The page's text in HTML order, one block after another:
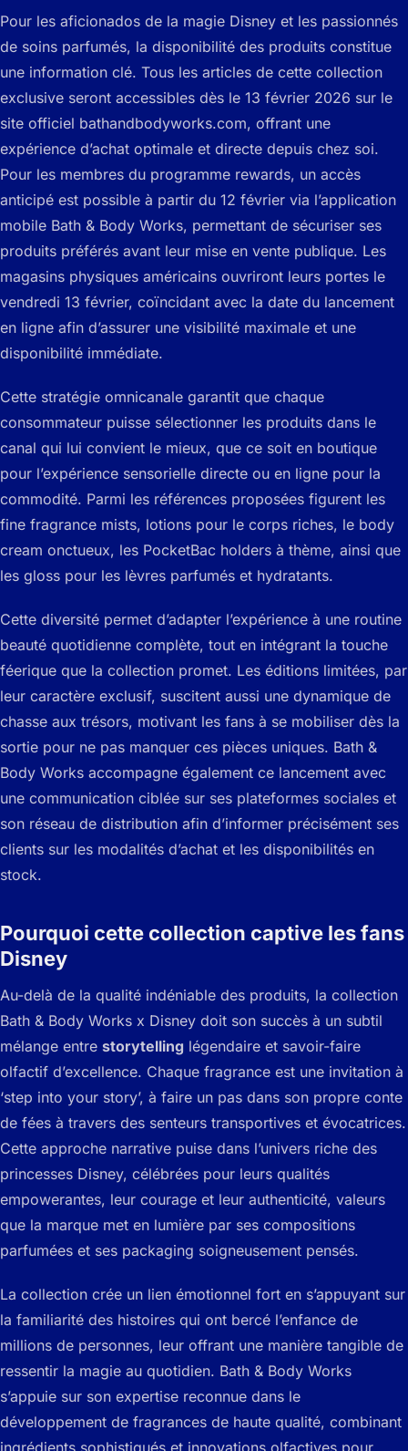
Pour les aficionados de la magie Disney et les passionnés
de soins parfumés, la disponibilité des produits constitue
une information clé. Tous les articles de cette collection
exclusive seront accessibles dès le 13 février 2026 sur le
site officiel bathandbodyworks.com, offrant une
expérience d’achat optimale et directe depuis chez soi.
Pour les membres du programme rewards, un accès
anticipé est possible à partir du 12 février via l’application
mobile Bath & Body Works, permettant de sécuriser ses
produits préférés avant leur mise en vente publique. Les
magasins physiques américains ouvriront leurs portes le
vendredi 13 février, coïncidant avec la date du lancement
en ligne afin d’assurer une visibilité maximale et une
disponibilité immédiate.
Cette stratégie omnicanale garantit que chaque
consommateur puisse sélectionner les produits dans le
canal qui lui convient le mieux, que ce soit en boutique
pour l’expérience sensorielle directe ou en ligne pour la
commodité. Parmi les références proposées figurent les
fine fragrance mists, lotions pour le corps riches, le body
cream onctueux, les PocketBac holders à thème, ainsi que
les gloss pour les lèvres parfumés et hydratants.
Cette diversité permet d’adapter l’expérience à une routine
beauté quotidienne complète, tout en intégrant la touche
féerique que la collection promet. Les éditions limitées, par
leur caractère exclusif, suscitent aussi une dynamique de
chasse aux trésors, motivant les fans à se mobiliser dès la
sortie pour ne pas manquer ces pièces uniques. Bath &
Body Works accompagne également ce lancement avec
une communication ciblée sur ses plateformes sociales et
son réseau de distribution afin d’informer précisément ses
clients sur les modalités d’achat et les disponibilités en
stock.
Pourquoi cette collection captive les fans
Disney
Au-delà de la qualité indéniable des produits, la collection
Bath & Body Works x Disney doit son succès à un subtil
mélange entre storytelling légendaire et savoir-faire
olfactif d’excellence. Chaque fragrance est une invitation à
‘step into your story’, à faire un pas dans son propre conte
de fées à travers des senteurs transportives et évocatrices.
Cette approche narrative puise dans l’univers riche des
princesses Disney, célébrées pour leurs qualités
empowerantes, leur courage et leur authenticité, valeurs
que la marque met en lumière par ses compositions
parfumées et ses packaging soigneusement pensés.
La collection crée un lien émotionnel fort en s’appuyant sur
la familiarité des histoires qui ont bercé l’enfance de
millions de personnes, leur offrant une manière tangible de
ressentir la magie au quotidien. Bath & Body Works
s’appuie sur son expertise reconnue dans le
développement de fragrances de haute qualité, combinant
ingrédients sophistiqués et innovations olfactives pour